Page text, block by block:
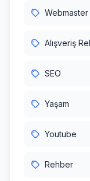
Webmaster
Alışveriş
SEO
Yaşam
Youtube
Rehber